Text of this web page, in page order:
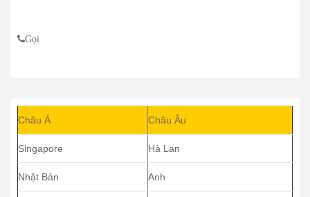
Gọi
Châu Á Châu Âu
Singapore Hà Lan
Nhật Bản Anh